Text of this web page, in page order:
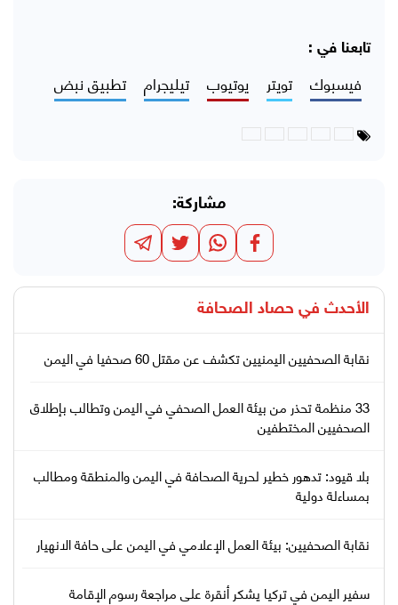
تابعنا في :
فيسبوك تويتر يوتيوب تيليجرام تطبيق نبض
مشاركة:
الأحدث في حصاد الصحافة
نقابة الصحفيين اليمنيين تكشف عن مقتل 60 صحفيا في اليمن
33 منظمة تحذر من بيئة العمل الصحفي في اليمن وتطالب بإطلاق
الصحفيين المختطفين
بلا قيود: تدهور خطير لحرية الصحافة في اليمن والمنطقة ومطالب
بمساءلة دولية
نقابة الصحفيين: بيئة العمل الإعلامي في اليمن على حافة الانهيار
سفير اليمن في تركيا يشكر أنقرة على مراجعة رسوم الإقامة